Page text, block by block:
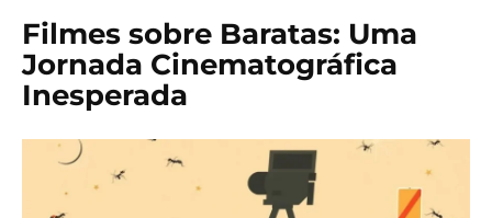
Filmes sobre Baratas: Uma
Jornada Cinematográfica
Inesperada